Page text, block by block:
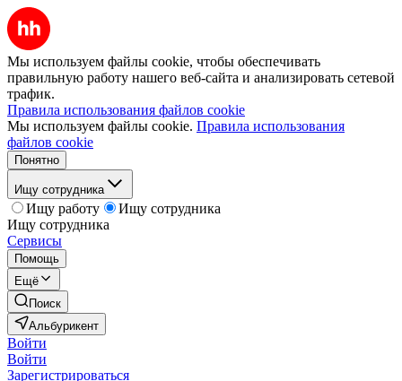
Мы используем файлы cookie, чтобы обеспечивать
правильную работу нашего веб-сайта и анализировать сетевой
трафик.
Правила использования файлов cookie
Мы используем файлы cookie. Правила использования
файлов cookie
Понятно
Ищу сотрудника
Ищу работу
Ищу сотрудника
Ищу сотрудника
Сервисы
Помощь
Ещё
Поиск
Альбурикент
Войти
Войти
Зарегистрироваться